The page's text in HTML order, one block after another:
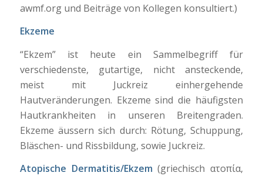
awmf.org und Beiträge von Kollegen konsultiert.)
Ekzeme
“Ekzem” ist heute ein Sammelbegriff für
verschiedenste, gutartige, nicht ansteckende,
meist mit Juckreiz einhergehende
Hautveränderungen. Ekzeme sind die häufigsten
Hautkrankheiten in unseren Breitengraden.
Ekzeme äussern sich durch: Rötung, Schuppung,
Bläschen- und Rissbildung, sowie Juckreiz.
Atopische Dermatitis/Ekzem(griechischατοπία,